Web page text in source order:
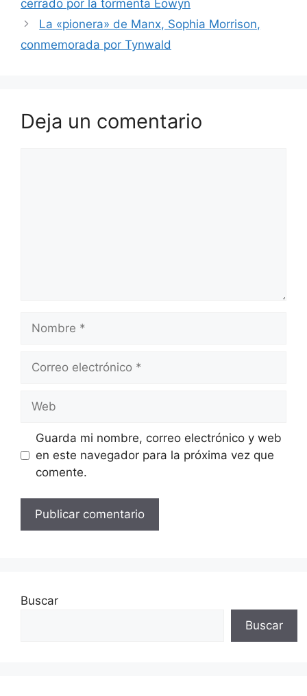
cerrado por la tormenta Eowyn
La «pionera» de Manx, Sophia Morrison,
conmemorada por Tynwald
Deja un comentario
electrónico
Guarda mi nombre, correo electrónico y web
en este navegador para la próxima vez que
comente.
Buscar
Buscar